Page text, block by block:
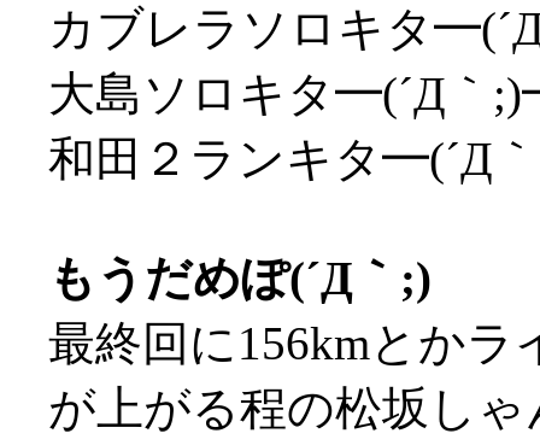
カブレラソロキタ
大島ソロキタ━(´Д｀
和田２ランキタ━(´Д
もうだめぽ(´Д｀;)
最終回に156kmとか
が上がる程の松坂し